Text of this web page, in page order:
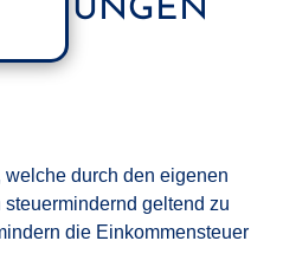
T
durch den eigenen
geltend zu
die Einkommensteuer